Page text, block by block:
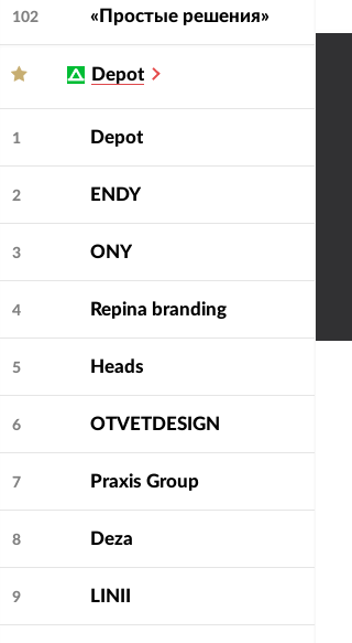
102 «Простые решения»
Depot
1 Depot
2 ENDY
3 ONY
4 Repina branding
5 Heads
6 OTVETDESIGN
7 Praxis Group
8 Deza
9 LINII